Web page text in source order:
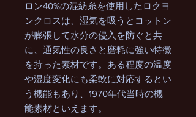
ロン40%の混紡糸を使用したロクヨ
ンクロスは、湿気を吸うとコットン
が膨張して水分の侵入を防ぐと共
に、通気性の良さと磨耗に強い特徴
を持った素材です。ある程度の温度
や湿度変化にも柔軟に対応するとい
う機能もあり、1970年代当時の機
能素材といえます。